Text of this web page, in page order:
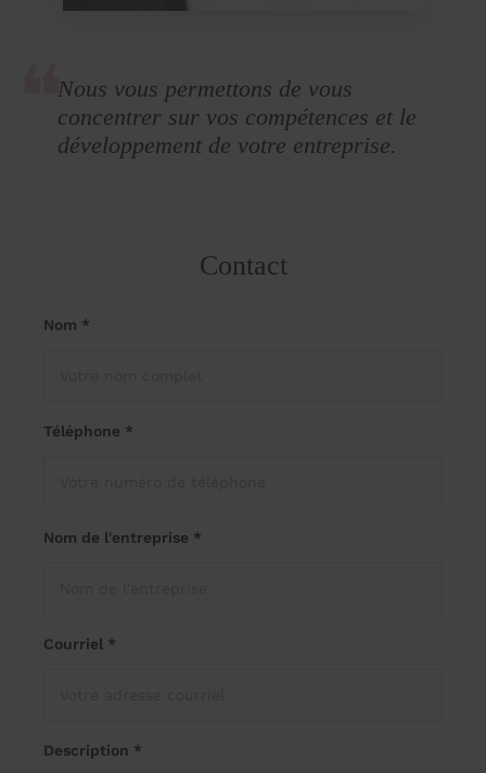
Nous vous permettons de vous
concentrer sur vos compétences et le
développement de votre entreprise.
Contact
Nom *
Téléphone *
Nom de l'entreprise *
Courriel *
Description *